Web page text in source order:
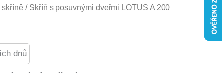
skříně / Skříň s posuvnými dveřmi LOTUS A 200
dnů